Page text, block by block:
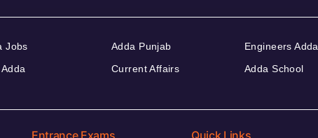
Jobs
Adda Punjab
Current Affairs
Engineers Adda
Adda School
Entrance Exams Quick Links